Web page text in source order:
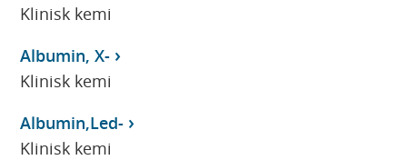
Klinisk kemi
Albumin, X-
Klinisk kemi
Albumin,Led-
Klinisk kemi